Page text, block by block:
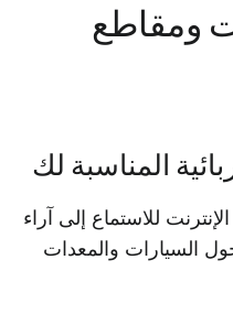
ومقاطع
المناسبة لك
للاستماع إلى آراء
السيارات والمعدات